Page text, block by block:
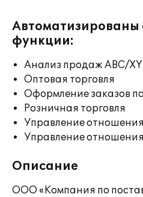
функции:
Анализ продаж ABC/
Оптовая торговля
Оформление заказов
Розничная торговля
Управление
Управление
Описание
ООО «Компания по